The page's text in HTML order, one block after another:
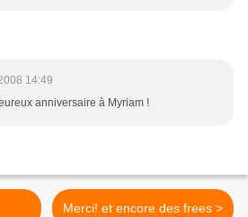
14:49
anniversaire à Myriam !
Merci! et encore des frees >